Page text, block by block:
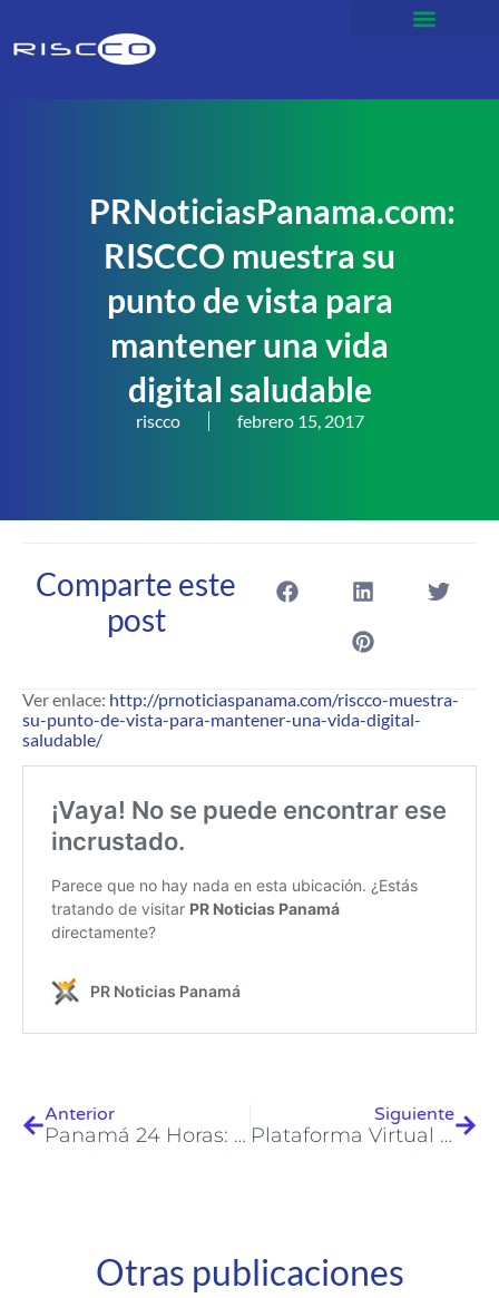
PRNoticiasPanama.com:
RISCCO muestra su
punto de vista para
mantener una vida
digital saludable
riscco febrero 15, 2017
Comparte este
post
Ver enlace: http://prnoticiaspanama.com/riscco-muestra-
su-punto-de-vista-para-mantener-una-vida-digital-
saludable/
Anterior
Panamá 24 Horas: RISCCO muestra su punto de vista para mantener una vida digital saludable
Siguiente
Plataforma Virtual AIC Febrero 2017
Otras publicaciones